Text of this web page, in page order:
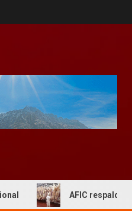
AFIC respaldo al actual